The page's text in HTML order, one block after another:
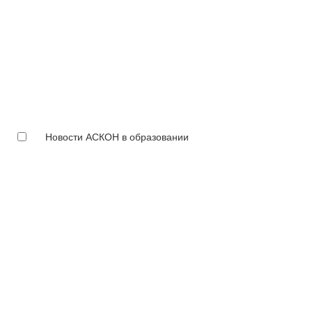
Новости АСКОН в образовании